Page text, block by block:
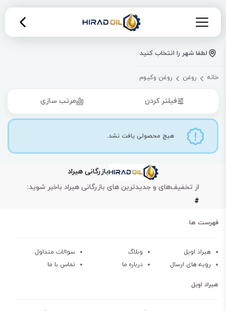
لطفا شهر را انتخاب کنید
خانه روغن روغن وکیوم
فیلتر کردن مرتب سازی
هیچ محصولی یافت نشد.
بازرگانی هیراد
از تخفیف‌های و جدیدترین های بازرگانی هیراد باخبر شوید:
#
فهرست ها
هیراد اویل وبلاگ
سوالات متداول
رویه های ارسال
درباره ما تماس با ما
هیراد اویل